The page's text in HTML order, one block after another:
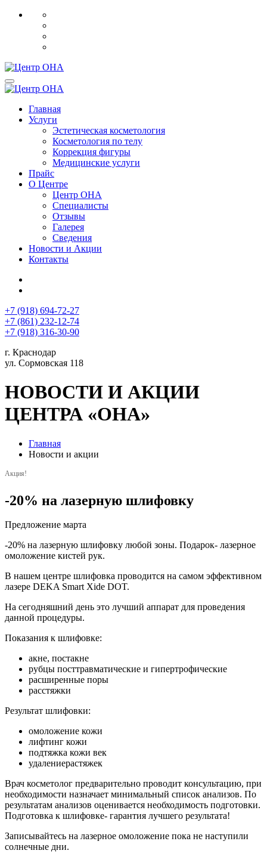
Главная
Услуги
Эстетическая косметология
Косметология по телу
Коррекция фигуры
Медицинские услуги
Прайс
О Центре
Центр ОНА
Специалисты
Отзывы
Галерея
Сведения
Новости и Акции
Контакты
+7 (918) 694-72-27
+7 (861) 232-12-74
+7 (918) 316-30-90
г. Краснодар
ул. Сормовская 118
НОВОСТИ И АКЦИИ
ЦЕНТРА «ОНА»
Главная
Новости и акции
Акция!
-20% на лазерную шлифовку
Предложение марта
-20% на лазерную шлифовку любой зоны. Подарок- лазерное
омоложение кистей рук.
В нашем центре шлифовка проводится на самом эффективном
лазере DEKA Smart Xide DOT.
На сегодняшний день это лучший аппарат для проведения
данной процедуры.
Показания к шлифовке:
акне, постакне
рубцы посттравматические и гипертрофические
расширенные поры
расстяжки
Результат шлифовки:
омоложение кожи
лифтинг кожи
подтяжка кожи век
удалениерастяжек
Врач косметолог предварительно проводит консультацию, при
необходимости назначает минимальный список анализов. По
результатам анализов оценивается необходимость подготовки.
Подготовка к шлифовке- гарантия лучшего результата!
Записывайтесь на лазерное омоложение пока не наступили
солнечные дни.